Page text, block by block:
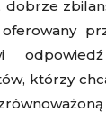
dobrze
którzy